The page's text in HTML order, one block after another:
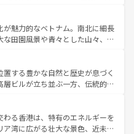
ツなど、バラエティ豊かな料理
、新着の台湾情報は コンテンツ一覧を参
季折々の自然美を楽しむことが
や焼肉、絶品のストリートフード
理が待っている。夜には、韓国な
国の多彩な魅力を心ゆくまで味
みてほしい。 なお、新着の韓国情報はコンテンツ一
が魅力的なベトナム。南北に細長
な田園風景や青々とした山々、世
づく。ハノイの古い町並みやホ
時代の建物も、独特の雰囲気を
バラエティの豊かさとおいしさで
、ベトナムコーヒーなどは、ぜ
の地域を訪れてもあたたかい人々
ので、きっと忘れられない旅にな
する豊かな自然と歴史が息づく
層ビルが立ち並ぶ一方、伝統的な
部ではチェンマイなどの山岳地
部ではプーケットやクラビの美し
を楽しむことができる。タイ料理
わる香港は、特有のエネルギーを
ア湾に広がる壮大な景色、近未来